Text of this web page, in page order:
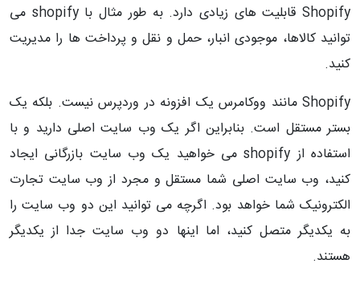
Shopify قابلیت های زیادی دارد. به طور مثال با shopify می
توانید کالاها، موجودی انبار، حمل و نقل و پرداخت ها را مدیریت
کنید.
Shopify مانند ووکامرس یک افزونه در وردپرس نیست. بلکه یک
بستر مستقل است. بنابراین اگر یک وب سایت اصلی دارید و با
استفاده از shopify می خواهید یک وب سایت بازرگانی ایجاد
کنید، وب سایت اصلی شما مستقل و مجرد از وب سایت تجارت
الکترونیک شما خواهد بود. اگرچه می توانید این دو وب سایت را
به یکدیگر متصل کنید، اما اینها دو وب سایت جدا از یکدیگر
هستند.